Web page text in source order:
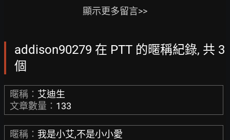
顯示更多留言>>
addison90279 在 PTT 的暱稱紀錄, 共 3
個
暱稱： 艾迪生
文章數量： 133
暱稱： 我是小艾,不是小小愛